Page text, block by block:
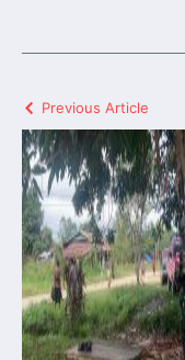
Previous Article